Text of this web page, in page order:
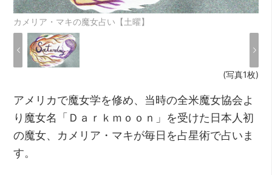
カメリア・マキの魔女占い【土曜】
(写真1枚)
アメリカで魔女学を修め、当時の全米魔女協会よ
り魔女名「Ｄａｒｋｍｏｏｎ」を受けた日本人初
の魔女、カメリア・マキが毎日を占星術で占いま
す。